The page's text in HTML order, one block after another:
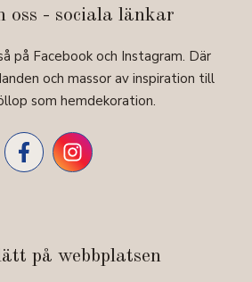
oss - sociala länkar
på Facebook och Instagram. Där
och massor av inspiration till
som hemdekoration.
på webbplatsen